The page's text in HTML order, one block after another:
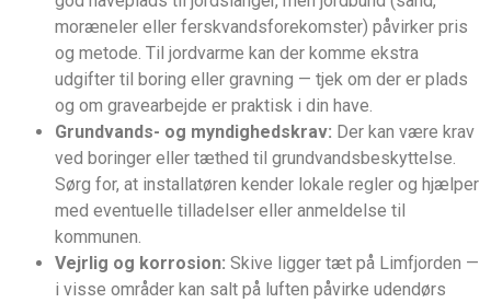
moræneler eller ferskvandsforekomster) påvirker pris
og metode. Til jordvarme kan der komme ekstra
udgifter til boring eller gravning — tjek om der er plads
og om gravearbejde er praktisk i din have.
Grundvands- og myndighedskrav: Der kan være krav
ved boringer eller tæthed til grundvandsbeskyttelse.
Sørg for, at installatøren kender lokale regler og hjælper
med eventuelle tilladelser eller anmeldelse til
kommunen.
Vejrlig og korrosion: Skive ligger tæt på Limfjorden —
i visse områder kan salt på luften påvirke udendørs